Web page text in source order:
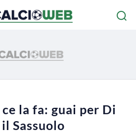
la fa: guai per Di
Sassuolo